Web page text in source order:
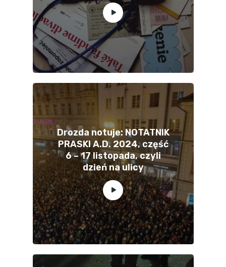
Drozda notuje: NOTATNIK
PRASKI A.D. 2024, część
6 – 17 listopada, czyli
dzień na ulicy